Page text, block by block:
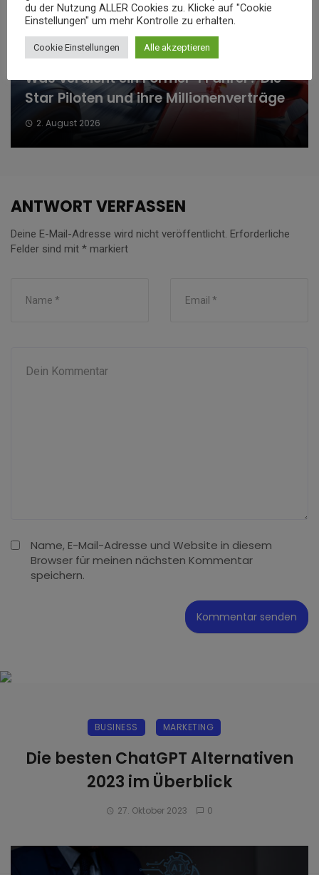
Was verdient ein Formel-1 Fahrer? Die
Star Piloten und ihre Millionenverträge
2. August 2026
ANTWORT VERFASSEN
Deine E-Mail-Adresse wird nicht veröffentlicht. Erforderliche
Felder sind mit * markiert
Name, E-Mail-Adresse und Website in diesem
Browser für meinen nächsten Kommentar
speichern.
BUSINESS MARKETING
Die besten ChatGPT Alternativen
2023 im Überblick
27. Oktober 2023 0
du der Nutzung ALLER Cookies zu. Klicke auf "Cookie
Einstellungen" um mehr Kontrolle zu erhalten.
Cookie Einstellungen Alle akzeptieren